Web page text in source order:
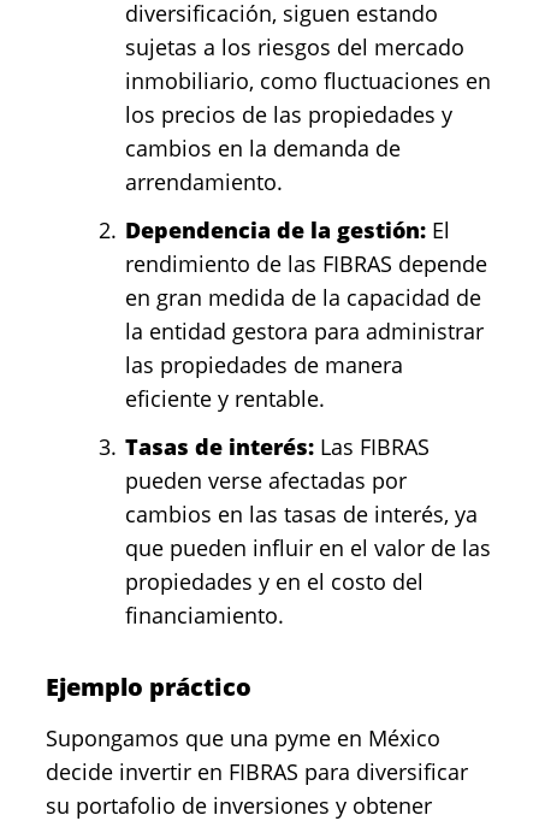
diversificación, siguen estando
sujetas a los riesgos del mercado
inmobiliario, como fluctuaciones en
los precios de las propiedades y
cambios en la demanda de
arrendamiento.
Dependencia de la gestión: El
rendimiento de las FIBRAS depende
en gran medida de la capacidad de
la entidad gestora para administrar
las propiedades de manera
eficiente y rentable.
Tasas de interés: Las FIBRAS
pueden verse afectadas por
cambios en las tasas de interés, ya
que pueden influir en el valor de las
propiedades y en el costo del
financiamiento.
Ejemplo práctico
Supongamos que una pyme en México
decide invertir en FIBRAS para diversificar
su portafolio de inversiones y obtener